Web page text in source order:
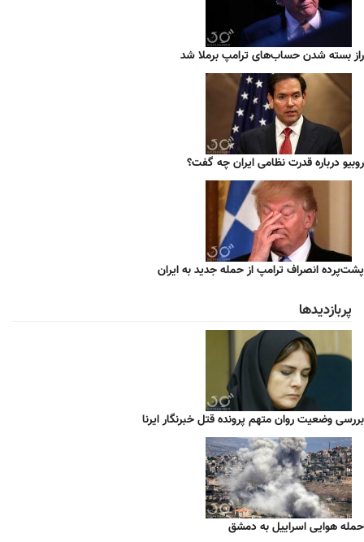
راز بسته شدن حساب‌های ترامپ برملا شد
روبیو درباره قدرت نظامی ایران چه گفت؟
پشت‌پرده انصراف ترامپ از حمله جدید به ایران
پربازدیدها
بررسی وضعیت روان متهم پرونده قتل خبرنگار ایرنا
حمله هوایی اسراییل به دمشق